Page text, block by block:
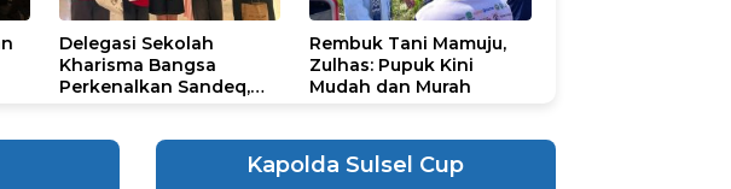
Delegasi Sekolah
Kharisma Bangsa
Perkenalkan Sandeq,
STEAM Olympiad 2026
Rembuk Tani Mamuju,
Zulhas: Pupuk Kini
Mudah dan Murah
Kapolda Sulsel Cup